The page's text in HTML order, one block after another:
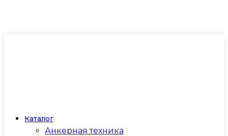
Каталог
Анкерная техника